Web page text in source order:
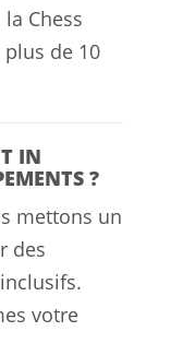
Chess
plus de 10
IN
?
mettons un
des
votre